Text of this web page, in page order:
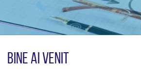
BINE AI VENIT